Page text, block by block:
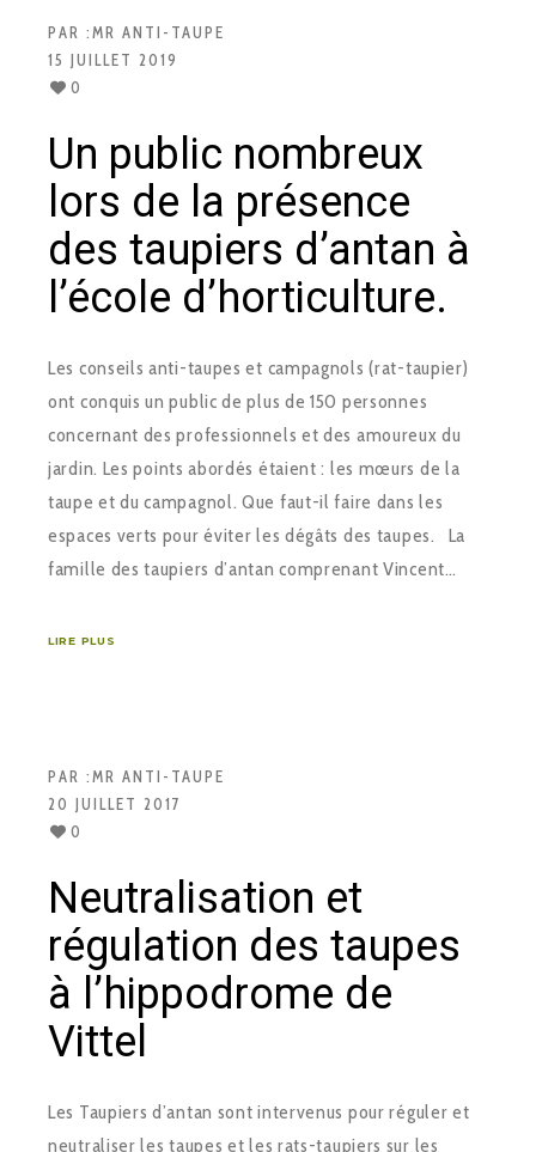
PAR :MR ANTI-TAUPE
15 JUILLET 2019
0
Un public nombreux
lors de la présence
des taupiers d’antan à
l’école d’horticulture.
Les conseils anti-taupes et campagnols (rat-taupier)
ont conquis un public de plus de 150 personnes
concernant des professionnels et des amoureux du
jardin. Les points abordés étaient : les mœurs de la
taupe et du campagnol. Que faut-il faire dans les
espaces verts pour éviter les dégâts des taupes. La
famille des taupiers d’antan comprenant Vincent…
LIRE PLUS
PAR :MR ANTI-TAUPE
20 JUILLET 2017
0
Neutralisation et
régulation des taupes
à l’hippodrome de
Vittel
Les Taupiers d’antan sont intervenus pour réguler et
neutraliser les taupes et les rats-taupiers sur les